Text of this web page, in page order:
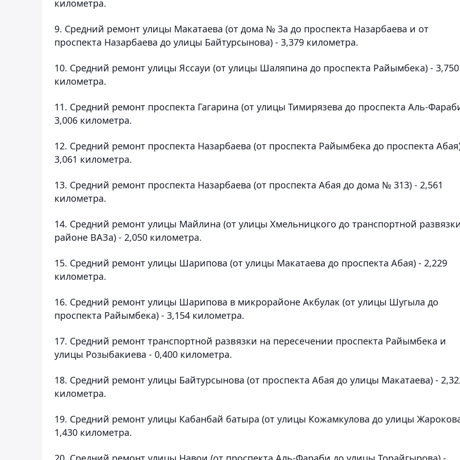
километра.
9. Средний ремонт улицы Макатаева (от дома № 3а до проспекта Назарбаева и от
проспекта Назарбаева до улицы Байтурсынова) - 3,379 километра.
10. Средний ремонт улицы Яссауи (от улицы Шаляпина до проспекта Райымбека) - 3,750
километра.
11. Средний ремонт проспекта Гагарина (от улицы Тимирязева до проспекта Аль-
3,006 километра.
12. Средний ремонт проспекта Назарбаева (от проспекта Райымбека до проспекта
3,061 километра.
13. Средний ремонт проспекта Назарбаева (от проспекта Абая до дома № 313) - 2,561
километра.
14. Средний ремонт улицы Майлина (от улицы Хмельницкого до транспортной
районе ВАЗа) - 2,050 километра.
15. Средний ремонт улицы Шарипова (от улицы Макатаева до проспекта Абая) - 2,229
километра.
16. Средний ремонт улицы Шарипова в микрорайоне Акбулак (от улицы Шугыла до
проспекта Райымбека) - 3,154 километра.
17. Средний ремонт транспортной развязки на пересечении проспекта Райымбека и
улицы Розыбакиева - 0,400 километра.
18. Средний ремонт улицы Байтурсынова (от проспекта Абая до улицы Макатаева) -
километра.
19. Средний ремонт улицы Кабанбай батыра (от улицы Кожамкулова до улицы
1,430 километра.